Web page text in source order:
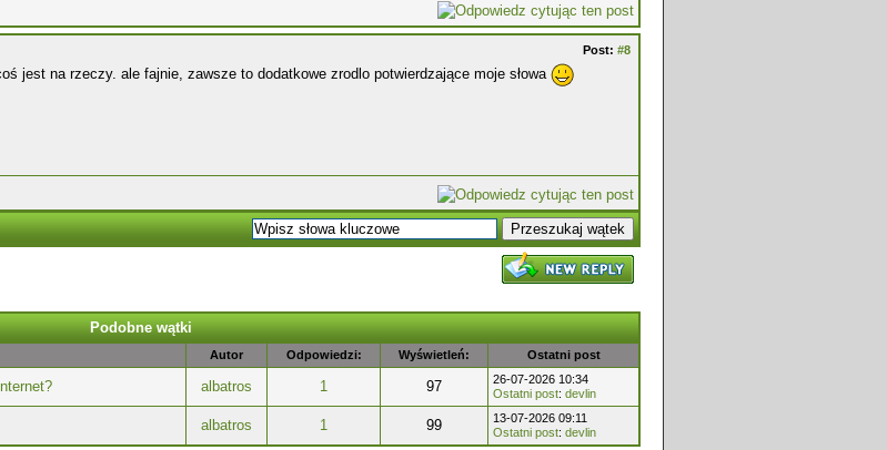
Post: #8
jest na rzeczy. ale fajnie, zawsze to dodatkowe zrodlo potwierdzające moje słowa
Podobne wątki
Autor Odpowiedzi: Wyświetleń: Ostatni post
albatros 1 97
26-07-2026 10:34
Ostatni post: devlin
albatros 1 99
13-07-2026 09:11
Ostatni post: devlin